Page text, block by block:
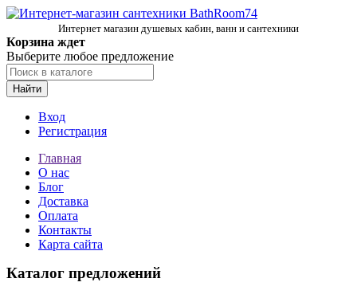
Интернет магазин душевых кабин, ванн и сантехники
Корзина ждет
Выберите любое предложение
Найти
Вход
Регистрация
Главная
О нас
Блог
Доставка
Оплата
Контакты
Карта сайта
Каталог предложений